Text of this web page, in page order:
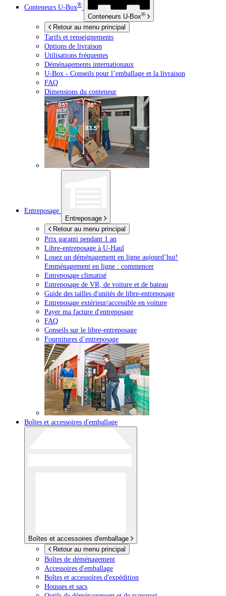
Conteneurs U-Box®
Conteneurs U-Box®
Retour au menu principal
Tarifs et renseignements
Options de livraison
Utilisations fréquentes
Déménagements internationaux
U-Box - Conseils pour l’emballage et la livraison
FAQ
Dimensions du conteneur
Entreposage
Entreposage
Retour au menu principal
Prix garanti pendant 1 an
Libre-entreposage à U-Haul
Louez un déménagement en ligne aujourd’hui!
Emménagement en ligne : commencer
Entreposage climatisé
Entreposage de VR, de voiture et de bateau
Guide des tailles d'unités de libre-entreposage
Entreposage extérieur/accessible en voiture
Payer ma facture d'entreposage
FAQ
Conseils sur le libre-entreposage
Fournitures d’entreposage
Boîtes et accessoires d'emballage
Boîtes et accessoires d'emballage
Retour au menu principal
Boîtes de déménagement
Accessoires d'emballage
Boîtes et accessoires d'expédition
Housses et sacs